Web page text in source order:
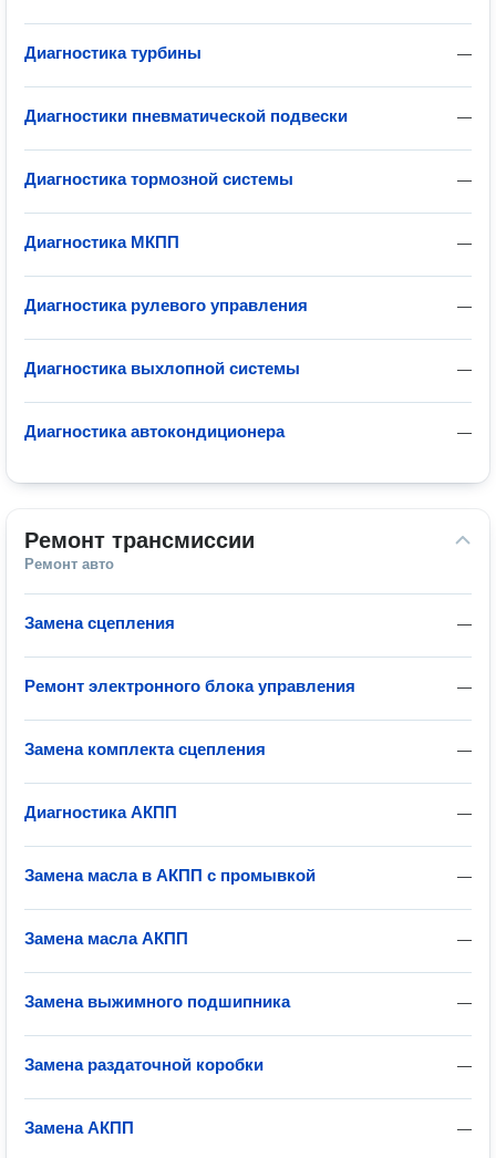
—
Диагностика турбины
—
Диагностики пневматической подвески
—
Диагностика тормозной системы
—
Диагностика МКПП
—
Диагностика рулевого управления
—
Диагностика выхлопной системы
—
Диагностика автокондиционера
Ремонт трансмиссии
Ремонт авто
—
Замена сцепления
—
Ремонт электронного блока управления
—
Замена комплекта сцепления
—
Диагностика АКПП
—
Замена масла в АКПП с промывкой
—
Замена масла АКПП
—
Замена выжимного подшипника
—
Замена раздаточной коробки
—
Замена АКПП